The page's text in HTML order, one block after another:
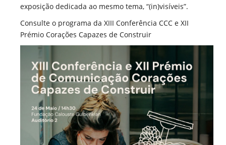
exposição dedicada ao mesmo tema, “(in)visíveis”.
Consulte o programa da XIII Conferência CCC e XII
Prémio Corações Capazes de Construir